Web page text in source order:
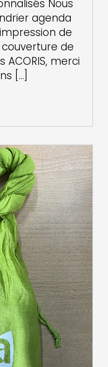
Nous
agenda
de
de
merci
[…]